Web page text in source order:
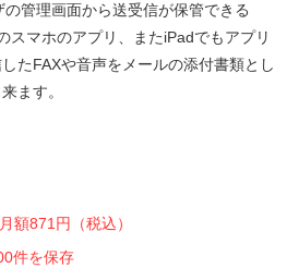
管理画面から送受信が保管できる
スマホのアプリ、またiPadでもアプリ
たFAXや音声をメールの添付書類とし
ます。
額871円（税込）
件を保存